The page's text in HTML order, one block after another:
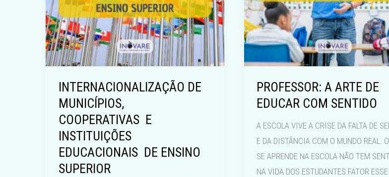
INTERNACIONALIZAÇÃO DE
MUNICÍPIOS,
COOPERATIVAS E
INSTITUIÇÕES
EDUCACIONAIS DE ENSINO
SUPERIOR
PROFESSOR: A ARTE DE
EDUCAR COM SENTIDO
A ESCOLA VIVE A CRISE DA FALTA DE
E DA DISTÂNCIA COM O MUNDO REAL.
SE APRENDE NA ESCOLA NÃO TEM
NA VIDA DOS ESTUDANTES FATOR